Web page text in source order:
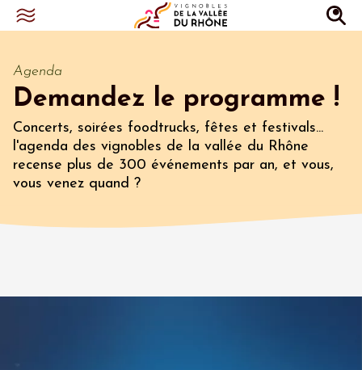
Agenda
Demandez le programme !
Concerts, soirées foodtrucks, fêtes et festivals...
l'agenda des vignobles de la vallée du Rhône
recense plus de 300 événements par an, et vous,
vous venez quand ?